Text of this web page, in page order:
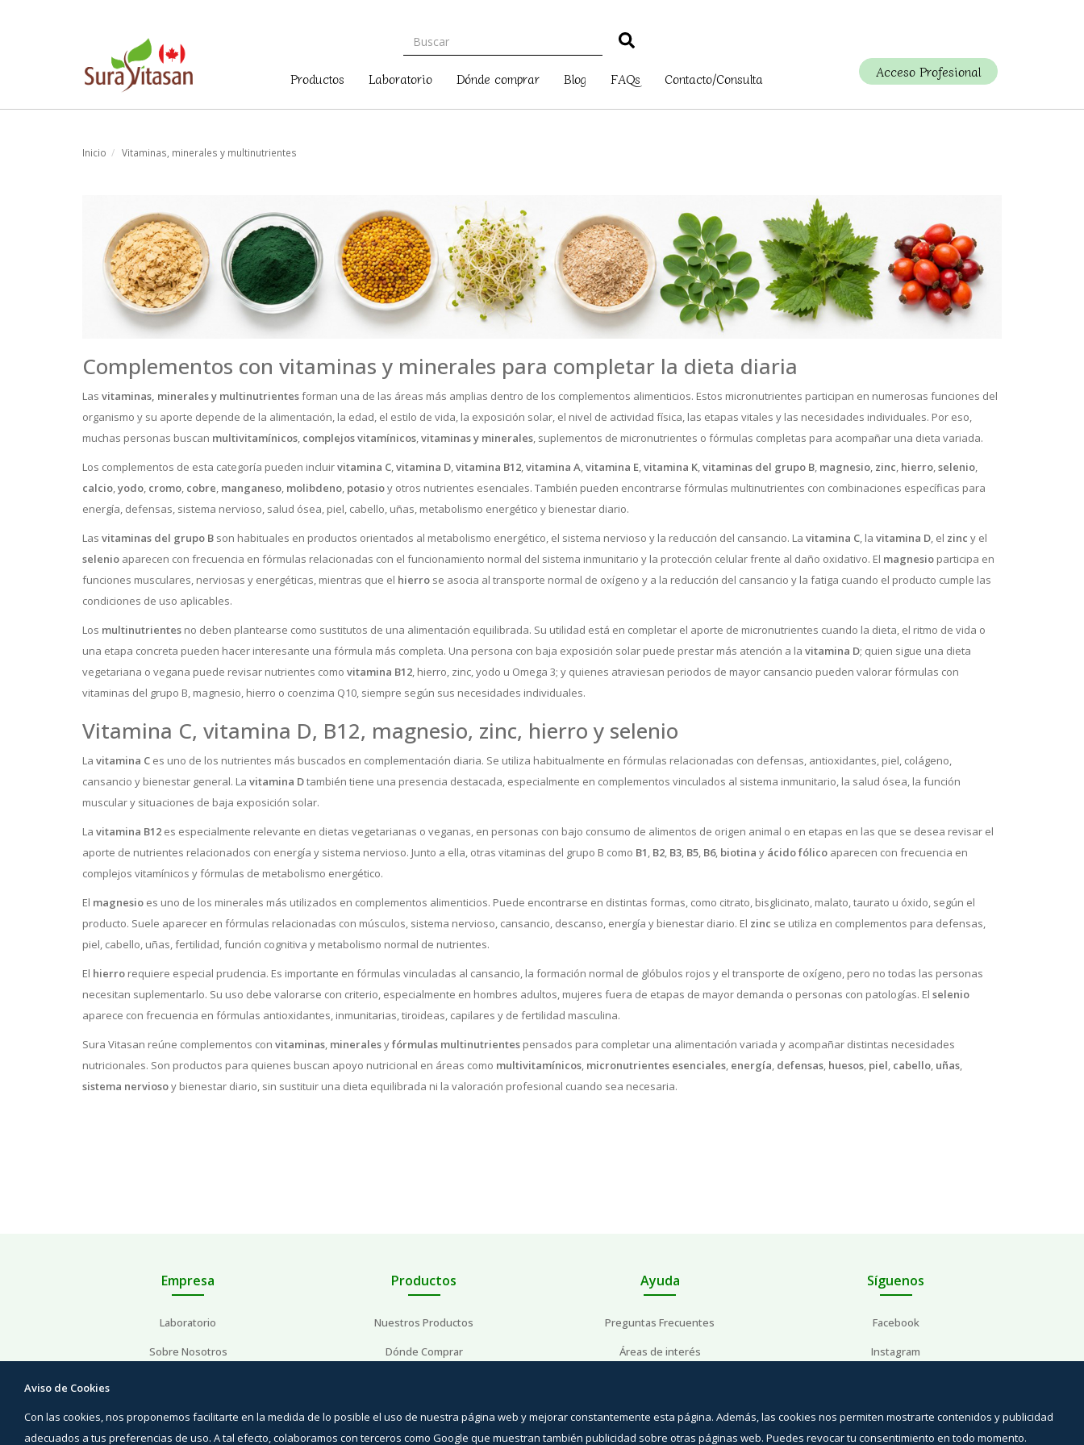
Acceso Profesional
Productos Laboratorio Dónde comprar Blog FAQs Contacto/Consulta
Inicio Vitaminas, minerales y multinutrientes
Complementos con vitaminas y minerales para completar la dieta diaria
Las vitaminas, minerales y multinutrientesforman una de las áreas más amplias dentro de los complementos alimenticios. Estos micronutrientes participan en numerosas funciones del
organismo y su aporte depende de la alimentación, la edad, el estilo de vida, la exposición solar, el nivel de actividad física, las etapas vitales y las necesidades individuales. Por eso,
muchas personas buscan multivitamínicos, complejos vitamínicos,vitaminas y minerales, suplementos de micronutrientes o fórmulas completas para acompañar una dieta variada.
Los complementos de esta categoría pueden incluirvitamina C,vitamina D,vitamina B12,vitamina A,vitamina E,vitamina K,vitaminas del grupo B, magnesio, zinc, hierro,selenio,
calcio,yodo, cromo, cobre, manganeso, molibdeno, potasioy otros nutrientes esenciales. También pueden encontrarse fórmulas multinutrientes con combinaciones específicas para
energía, defensas, sistema nervioso, salud ósea, piel, cabello, uñas, metabolismo energético y bienestar diario.
Las vitaminas del grupo B son habituales en productos orientados al metabolismo energético, el sistema nervioso y la reducción del cansancio. La vitamina C, la vitamina D, el zinc y el
selenio aparecen con frecuencia en fórmulas relacionadas con el funcionamiento normal del sistema inmunitario y la protección celular frente al daño oxidativo. El magnesio participa en
funciones musculares, nerviosas y energéticas, mientras que el hierro se asocia al transporte normal de oxígeno y a la reducción del cansancio y la fatiga cuando el producto cumple las
condiciones de uso aplicables.
Los multinutrientes no deben plantearse como sustitutos de una alimentación equilibrada. Su utilidad está en completar el aporte de micronutrientes cuando la dieta, el ritmo de vida o
una etapa concreta pueden hacer interesante una fórmula más completa. Una persona con baja exposición solar puede prestar más atención a la vitamina D; quien sigue una dieta
vegetariana o vegana puede revisar nutrientes como vitamina B12, hierro, zinc, yodo u Omega 3; y quienes atraviesan periodos de mayor cansancio pueden valorar fórmulas con
vitaminas del grupo B, magnesio, hierro o coenzima Q10, siempre según sus necesidades individuales.
Vitamina C, vitamina D, B12, magnesio, zinc, hierro y selenio
La vitamina C es uno de los nutrientes más buscados en complementación diaria. Se utiliza habitualmente en fórmulas relacionadas con defensas, antioxidantes, piel, colágeno,
cansancio y bienestar general. La vitamina Dtambién tiene una presencia destacada, especialmente en complementos vinculados al sistema inmunitario, la salud ósea, la función
muscular y situaciones de baja exposición solar.
La vitamina B12 es especialmente relevante en dietas vegetarianas o veganas, en personas con bajo consumo de alimentos de origen animal o en etapas en las que se desea revisar el
aporte de nutrientes relacionados con energía y sistema nervioso. Junto a ella, otras vitaminas del grupo B como B1, B2, B3, B5, B6, biotina y ácido fólico aparecen con frecuencia en
complejos vitamínicos y fórmulas de metabolismo energético.
El magnesio es uno de los minerales más utilizados en complementos alimenticios. Puede encontrarse en distintas formas, como citrato, bisglicinato, malato, taurato u óxido, según el
producto. Suele aparecer en fórmulas relacionadas con músculos, sistema nervioso, cansancio, descanso, energía y bienestar diario. El zinc se utiliza en complementos para defensas,
piel, cabello, uñas, fertilidad, función cognitiva y metabolismo normal de nutrientes.
El hierro requiere especial prudencia. Es importante en fórmulas vinculadas al cansancio, la formación normal de glóbulos rojos y el transporte de oxígeno, pero no todas las personas
necesitan suplementarlo. Su uso debe valorarse con criterio, especialmente en hombres adultos, mujeres fuera de etapas de mayor demanda o personas con patologías. El selenio
aparece con frecuencia en fórmulas antioxidantes, inmunitarias, tiroideas, capilares y de fertilidad masculina.
Sura Vitasan reúne complementos con vitaminas, mineralesyfórmulas multinutrientes pensados para completar una alimentación variada y acompañar distintas necesidades
nutricionales. Son productos para quienes buscan apoyo nutricional en áreas como multivitamínicos, micronutrientes esenciales, energía, defensas, huesos, piel, cabello, uñas,
sistema nerviosoy bienestar diario, sin sustituir una dieta equilibrada ni la valoración profesional cuando sea necesaria.
Empresa
Laboratorio
Sobre Nosotros
Productos
Nuestros Productos
Dónde Comprar
Ayuda
Preguntas Frecuentes
Áreas de interés
Síguenos
Facebook
Instagram
Aviso de Cookies
Con las cookies, nos proponemos facilitarte en la medida de lo posible el uso de nuestra página web y mejorar constantemente esta página. Además, las cookies nos permiten mostrarte contenidos y publicidad
adecuados a tus preferencias de uso. A tal efecto, colaboramos con terceros como Google que muestran también publicidad sobre otras páginas web. Puedes revocar tu consentimiento en todo momento.